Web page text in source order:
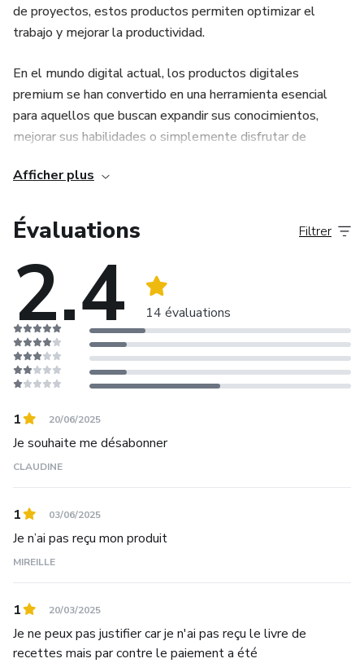
de proyectos, estos productos permiten optimizar el
trabajo y mejorar la productividad.
En el mundo digital actual, los productos digitales
premium se han convertido en una herramienta esencial
para aquellos que buscan expandir sus conocimientos,
mejorar sus habilidades o simplemente disfrutar de
hasta libros electrónicos, software exclusivo y
productos ofrecen un valor inigualable que puede
transformar la vida de los usuarios.
Afficher plus
Évaluations
2.4 14 évaluations
Filtrer
1 20/06/2025
Je souhaite me désabonner
CLAUDINE
1 03/06/2025
Je n’ai pas reçu mon produit
MIREILLE
1 20/03/2025
Je ne peux pas justifier car je n'ai pas reçu le livre de
recettes mais par contre le paiement a été